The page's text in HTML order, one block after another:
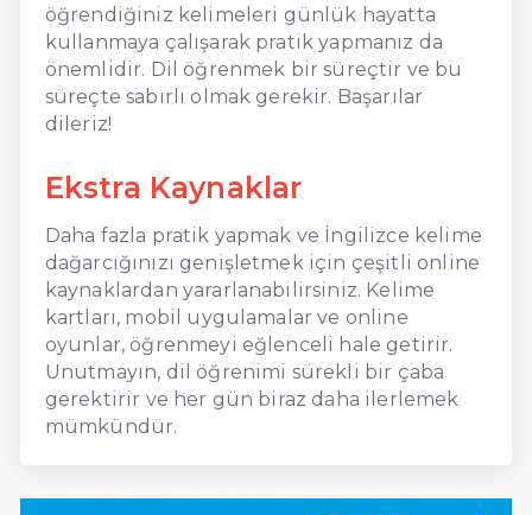
öğrendiğiniz kelimeleri günlük hayatta
kullanmaya çalışarak pratik yapmanız da
önemlidir. Dil öğrenmek bir süreçtir ve bu
süreçte sabırlı olmak gerekir. Başarılar
dileriz!
Ekstra Kaynaklar
Daha fazla pratik yapmak ve İngilizce kelime
dağarcığınızı genişletmek için çeşitli online
kaynaklardan yararlanabilirsiniz. Kelime
kartları, mobil uygulamalar ve online
oyunlar, öğrenmeyi eğlenceli hale getirir.
Unutmayın, dil öğrenimi sürekli bir çaba
gerektirir ve her gün biraz daha ilerlemek
mümkündür.